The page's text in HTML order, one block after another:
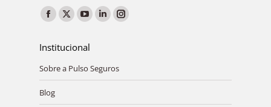
Encontre-nos em:
Facebook
opens
in
new
window
X
opens
in
new
YouTube
opens
in
new
Linkedin
in
new
Instagram
new
Institucional
Sobre a Pulso Seguros
Blog